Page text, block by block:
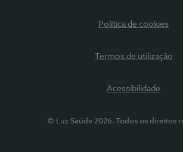
Política de cookies
Termos de utilização
Acessibilidade
© Luz Saúde 2026. Todos os direitos